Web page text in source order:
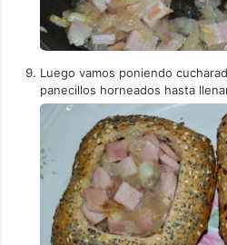
Luego vamos poniendo
panecillos horneados hasta